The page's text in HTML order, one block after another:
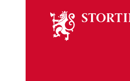
stortinget